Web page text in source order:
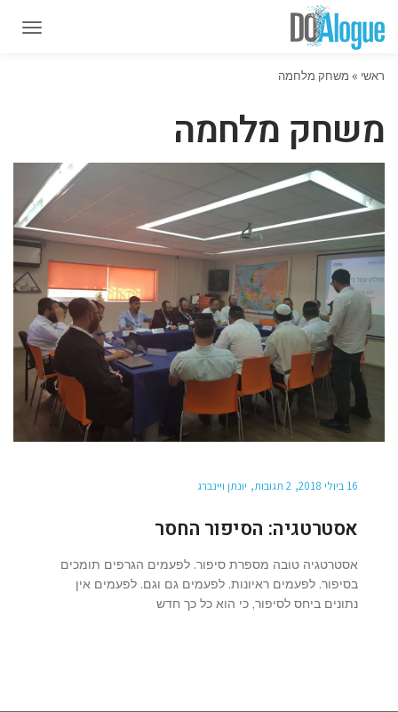
ראשי » משחק מלחמה
משחק מלחמה
16 ביולי 2018 2 תגובות יונתן ויינברג
אסטרטגיה: הסיפור החסר
אסטרטגיה טובה מספרת סיפור. לפעמים הגרפים תומכים
בסיפור. לפעמים ראיונות. לפעמים גם וגם. לפעמים אין
נתונים ביחס לסיפור, כי הוא כל כך חדש